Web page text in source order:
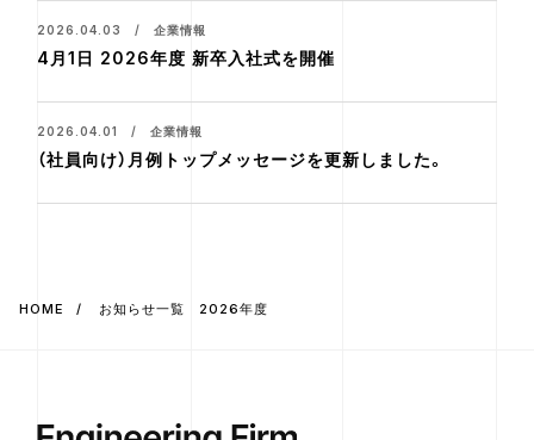
2026.04.03 / 企業情報
4月1日 2026年度 新卒入社式を開催
2026.04.01 / 企業情報
（社員向け）月例トップメッセージを更新しました。
HOME お知らせ一覧 2026年度